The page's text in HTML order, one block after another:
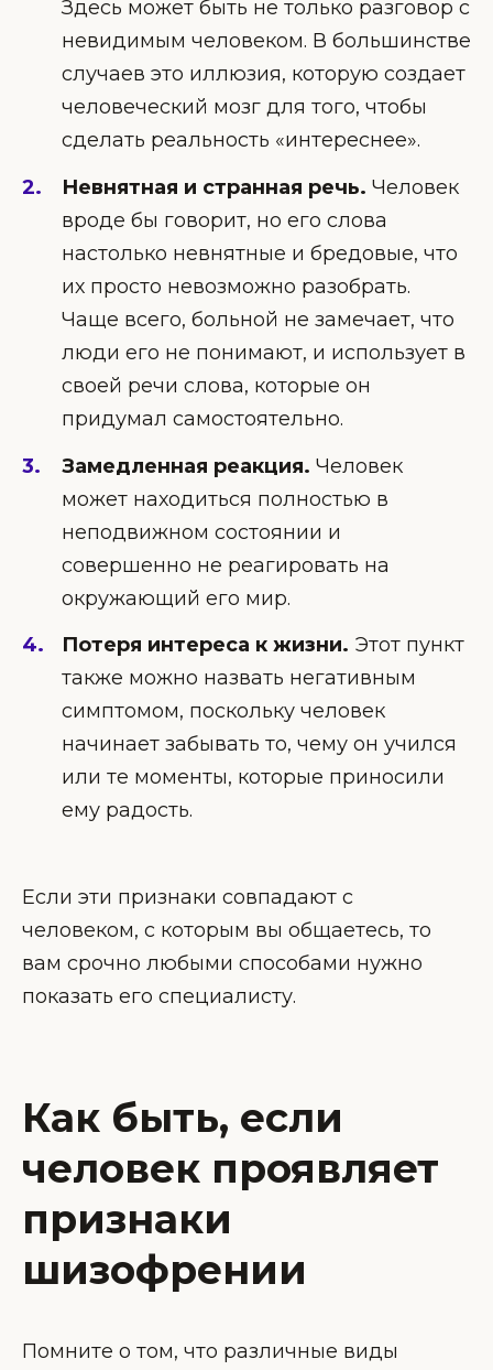
Здесь может быть не только разговор с
невидимым человеком. В большинстве
случаев это иллюзия, которую создает
человеческий мозг для того, чтобы
сделать реальность «интереснее».
Невнятная и странная речь. Человек
вроде бы говорит, но его слова
настолько невнятные и бредовые, что
их просто невозможно разобрать.
Чаще всего, больной не замечает, что
люди его не понимают, и использует в
своей речи слова, которые он
придумал самостоятельно.
Замедленная реакция. Человек
может находиться полностью в
неподвижном состоянии и
совершенно не реагировать на
окружающий его мир.
Потеря интереса к жизни. Этот пункт
также можно назвать негативным
симптомом, поскольку человек
начинает забывать то, чему он учился
или те моменты, которые приносили
ему радость.
Если эти признаки совпадают с
человеком, с которым вы общаетесь, то
вам срочно любыми способами нужно
показать его специалисту.
Как быть, если
человек проявляет
признаки
шизофрении
Помните о том, что различные виды